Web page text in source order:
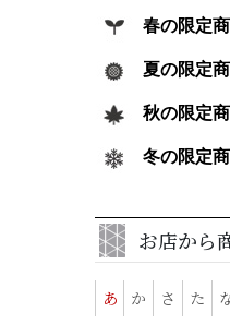
春の限定
夏の限定
秋の限定
冬の限定
お店から
あ か さ た